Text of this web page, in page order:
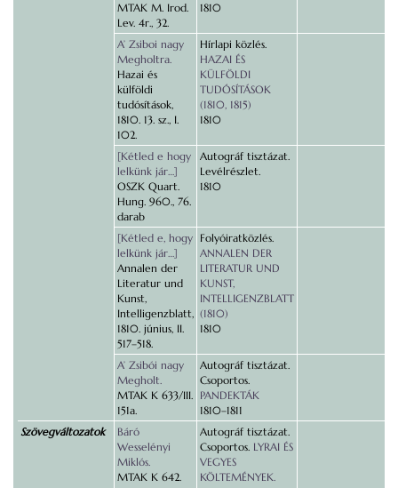
MTAK M. Irod.
Lev. 4r., 32.
1810
A’ Zsiboi nagy
Megholtra.
Hazai és
külföldi
tudósítások,
1810. 13. sz., I.
102.
Hírlapi közlés.
HAZAI ÉS
KÜLFÖLDI
TUDÓSÍTÁSOK
(1810, 1815)
1810
[Kétled e hogy
lelkünk jár…]
OSZK Quart.
Hung. 960., 76.
darab
Autográf tisztázat.
Levélrészlet.
1810
[Kétled e, hogy
lelkünk jár…]
Annalen der
Literatur und
Kunst,
Intelligenzblatt,
1810. június, II.
517–518.
Folyóiratközlés.
ANNALEN DER
LITERATUR UND
KUNST,
INTELLIGENZBLATT
(1810)
1810
A’ Zsibói nagy
Megholt.
MTAK K 633/III.
151a.
Autográf tisztázat.
Csoportos.
PANDEKTÁK
1810–1811
Szövegváltozatok
Báró
Wesselényi
Miklós.
MTAK K 642.
Autográf tisztázat.
Csoportos. LYRAI ÉS
VEGYES
KÖLTEMÉNYEK.